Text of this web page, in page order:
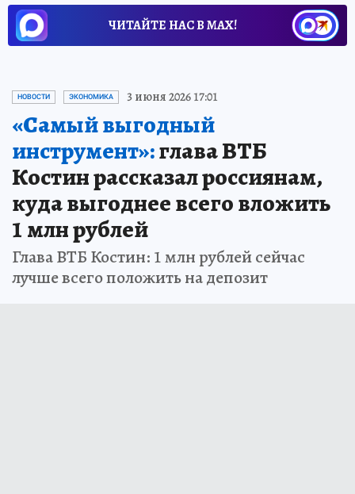
ЧИТАЙТЕ НАС В МАХ!
НОВОСТИ ЭКОНОМИКА 3 июня 2026 17:01
«Самый выгодный
инструмент»:глава ВТБ
Костин рассказал россиянам,
куда выгоднее всего вложить
1 млн рублей
Глава ВТБ Костин: 1 млн рублей сейчас
лучше всего положить на депозит